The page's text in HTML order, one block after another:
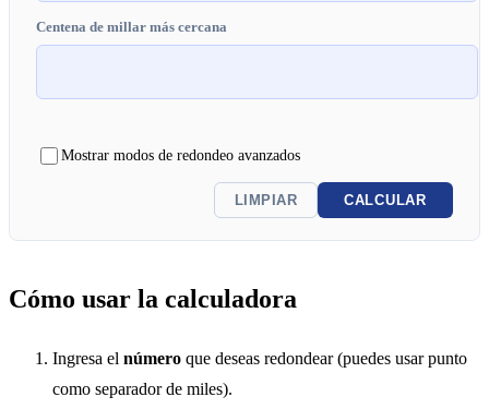
Centena de millar más cercana
Mostrar modos de redondeo avanzados
LIMPIAR CALCULAR
Cómo usar la calculadora
Ingresa el número que deseas redondear (puedes usar punto
como separador de miles).